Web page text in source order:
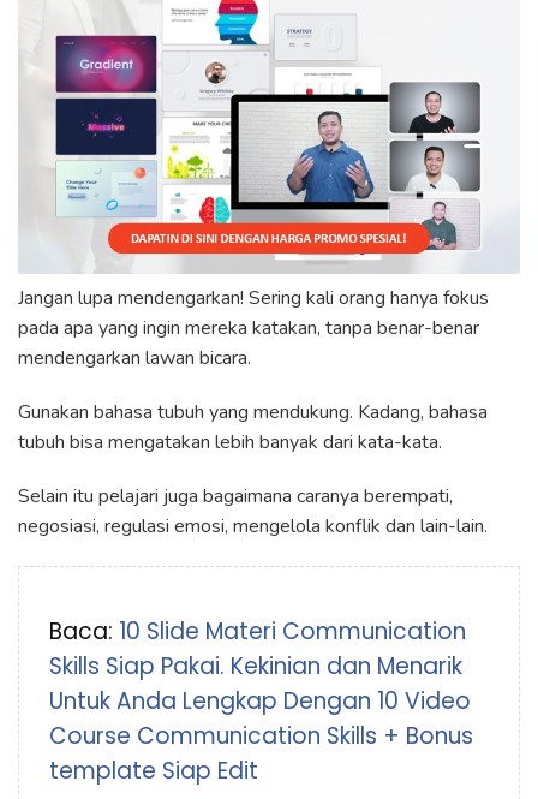
Jangan lupa mendengarkan! Sering kali orang hanya fokus
pada apa yang ingin mereka katakan, tanpa benar-benar
mendengarkan lawan bicara.
Gunakan bahasa tubuh yang mendukung. Kadang, bahasa
tubuh bisa mengatakan lebih banyak dari kata-kata.
Selain itu pelajari juga bagaimana caranya berempati,
negosiasi, regulasi emosi, mengelola konflik dan lain-lain.
Baca: 10 Slide Materi Communication
Skills Siap Pakai. Kekinian dan Menarik
Untuk Anda Lengkap Dengan 10 Video
Course Communication Skills + Bonus
template Siap Edit